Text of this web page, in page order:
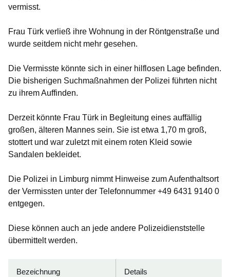
vermisst.
Frau Türk verließ ihre Wohnung in der Röntgenstraße und
wurde seitdem nicht mehr gesehen.
Die Vermisste könnte sich in einer hilflosen Lage befinden.
Die bisherigen Suchmaßnahmen der Polizei führten nicht
zu ihrem Auffinden.
Derzeit könnte Frau Türk in Begleitung eines auffällig
großen, älteren Mannes sein. Sie ist etwa 1,70 m groß,
stottert und war zuletzt mit einem roten Kleid sowie
Sandalen bekleidet.
Die Polizei in Limburg nimmt Hinweise zum Aufenthaltsort
der Vermissten unter der Telefonnummer +49 6431 9140 0
entgegen.
Diese können auch an jede andere Polizeidienststelle
übermittelt werden.
Bezeichnung Details